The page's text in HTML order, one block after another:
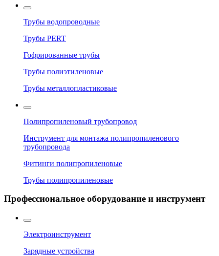
Трубы водопроводные
Трубы PERT
Гофрированные трубы
Трубы полиэтиленовые
Трубы металлопластиковые
Полипропиленовый трубопровод
Инструмент для монтажа полипропиленового
трубопровода
Фитинги полипропиленовые
Трубы полипропиленовые
Профессиональное оборудование и инструмент
Электроинструмент
Зарядные устройства